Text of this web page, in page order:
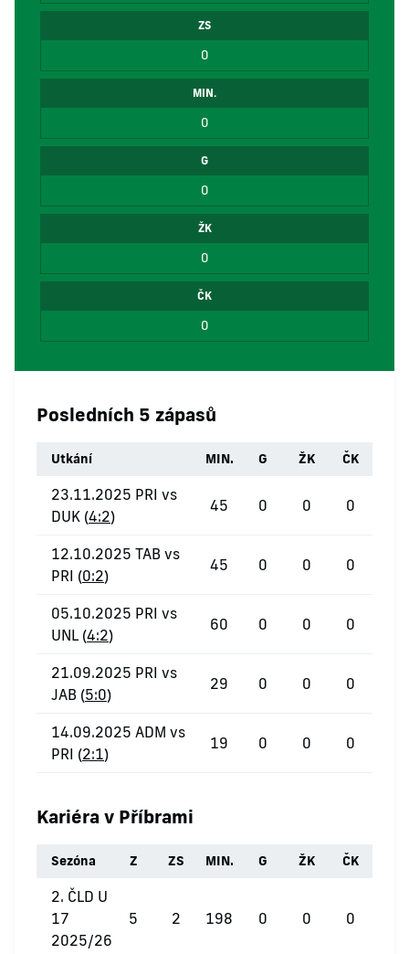
ZS
0
MIN.
0
G
0
ŽK
0
ČK
0
Posledních 5 zápasů
Utkání MIN. G ŽK ČK
23.11.2025 PRI vs
DUK (4:2)
45 0 0 0
12.10.2025 TAB vs
PRI (0:2)
45 0 0 0
05.10.2025 PRI vs
UNL (4:2)
60 0 0 0
21.09.2025 PRI vs
JAB (5:0)
29 0 0 0
14.09.2025 ADM vs
PRI (2:1)
19 0 0 0
Kariéra v Příbrami
Sezóna Z ZS MIN. G ŽK ČK
2. ČLD U
17
2025/26
5 2 198 0 0 0